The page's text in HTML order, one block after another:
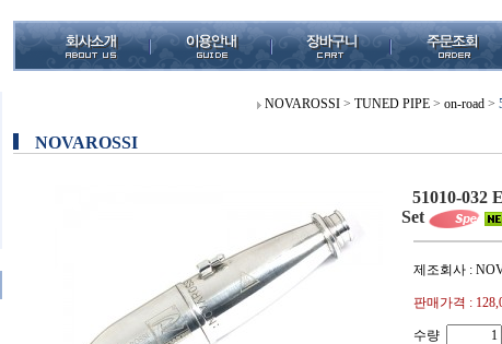
NOVAROSSI > TUNED PIPE > on-road >
NOVAROSSI
51010-032
Set
제조회사 :
판매가격 :
수량